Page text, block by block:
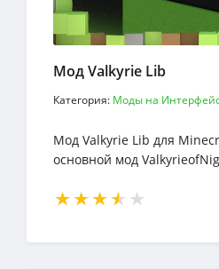
Мод Valkyrie Lib
Категория: Моды на
Мод Valkyrie Lib для
основной мод